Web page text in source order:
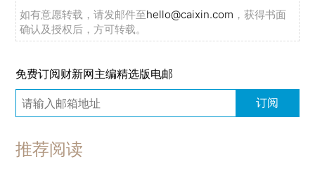
如有意愿转载，请发邮件至hello@caixin.com ，获得书面
确认及授权后，方可转载。
免费订阅财新网主编精选版电邮
订阅
推荐阅读